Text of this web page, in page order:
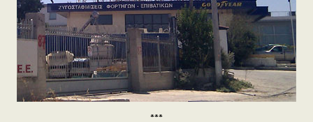
***